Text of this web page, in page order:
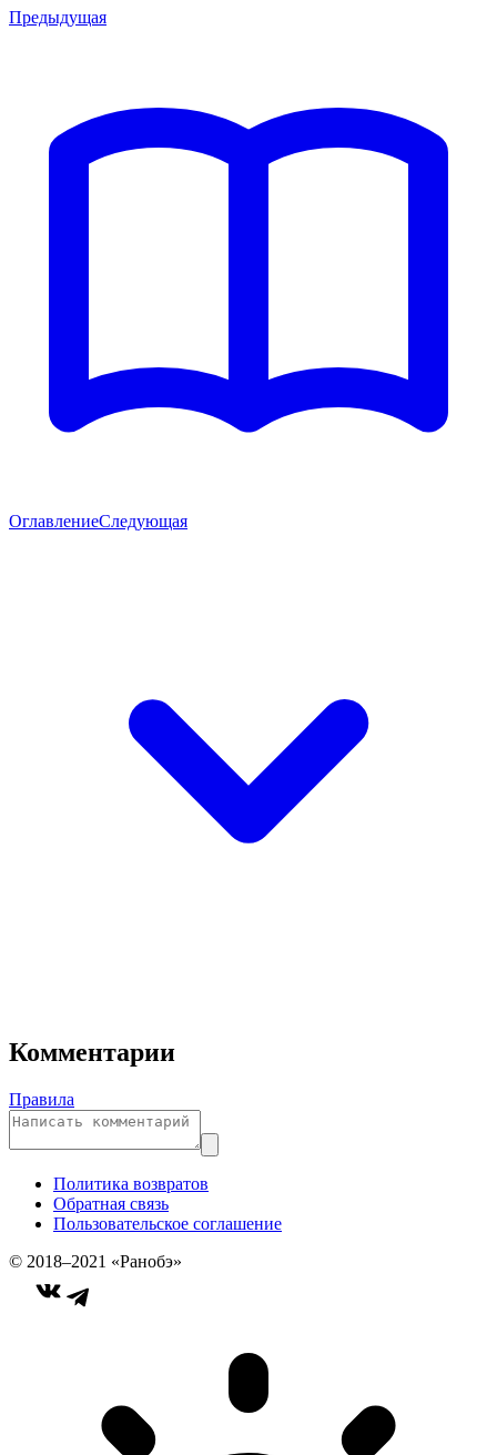
Предыдущая
ОглавлениеСледующая
Комментарии
Правила
Политика возвратов
Обратная связь
Пользовательское соглашение
© 2018–2021 «Ранобэ»